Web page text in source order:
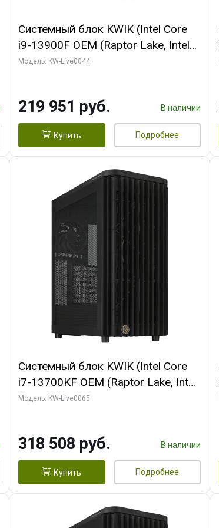
Системный блок KWIK (Intel Core
i9-13900F OEM (Raptor Lake, Intel
7, Efficient-co/ 32 ГБ ОЗУ (2
HD/ 512 ГБ SSD)
Модель: KW-Live0044
219 951 руб. В наличии
Купить Подробнее
Системный блок KWIK (Intel Core
i7-13700KF OEM (Raptor Lake, Intel
7, C16 8EC/8PC/ 64 ГБ ОЗУ (2
2/ 1 ТБ SSD)
Модель: KW-Live0065
318 508 руб. В наличии
Купить Подробнее